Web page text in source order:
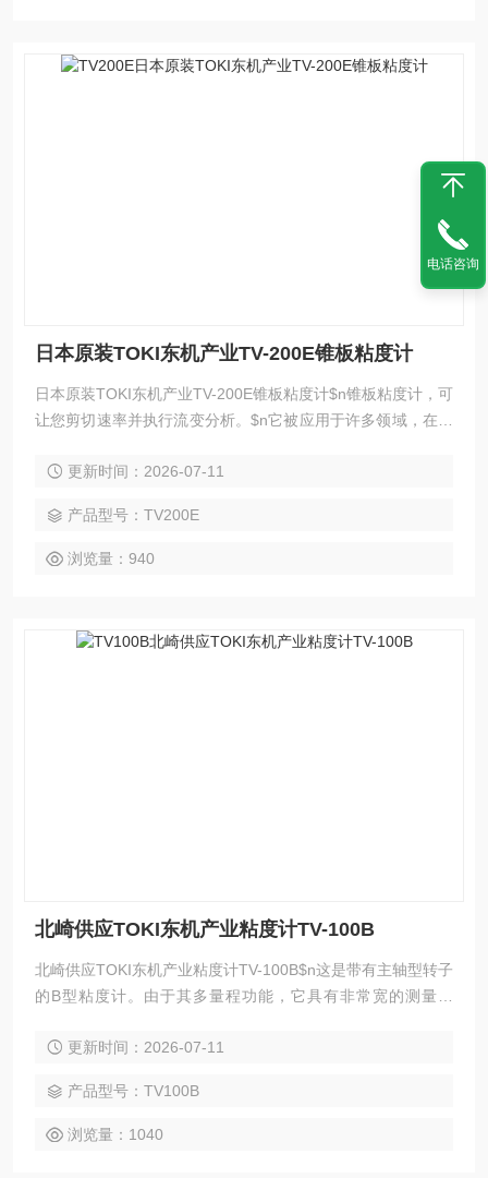
日本原装TOKI东机产业TV-200E锥板粘度计
日本原装TOKI东机产业TV-200E锥板粘度计$n锥板粘度计，可
让您剪切速率并执行流变分析。$n它被应用于许多领域，在支
更新时间：2026-07-11
产品型号：TV200E
浏览量：940
北崎供应TOKI东机产业粘度计TV-100B
北崎供应TOKI东机产业粘度计TV-100B$n这是带有主轴型转子
的B型粘度计。由于其多量程功能，它具有非常宽的测量范
比。如果您想用一台设备测量各种粘度的样品，建议您使用。
更新时间：2026-07-11
产品型号：TV100B
浏览量：1040
电话咨询